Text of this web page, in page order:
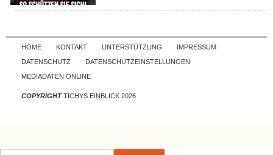
Skip to content
HOME KONTAKT UNTERSTÜTZUNG
IMPRESSUM
DATENSCHUTZ
DATENSCHUTZEINSTELLUNGEN
MEDIADATEN ONLINE
COPYRIGHTTICHYS EINBLICK 2026